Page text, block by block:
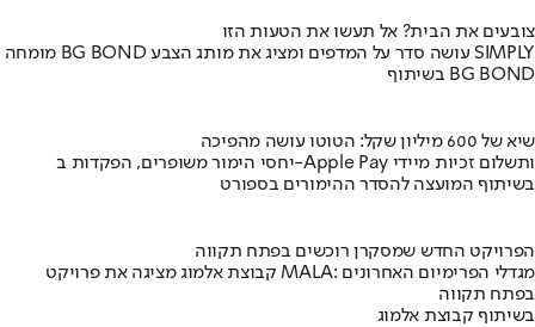
צובעים את הבית? אל תעשו את הטעות הזו
מומחה BG BOND עושה סדר על המדפים ומציג את מותג הצבע SIMPLY
בשיתוף BG BOND
שיא של 600 מיליון שקל: הטוטו עושה מהפיכה
יחסי הימור משופרים, הפקדות ב-Apple Pay ותשלום זכיות מיידי
בשיתוף המועצה להסדר ההימורים בספורט
הפרויקט החדש שמסקרן רוכשים בפתח תקווה
קבוצת אלמוג מציגה את פרויקט MALA: מגדלי הפרימיום האחרונים
בפתח תקווה
בשיתוף קבוצת אלמוג